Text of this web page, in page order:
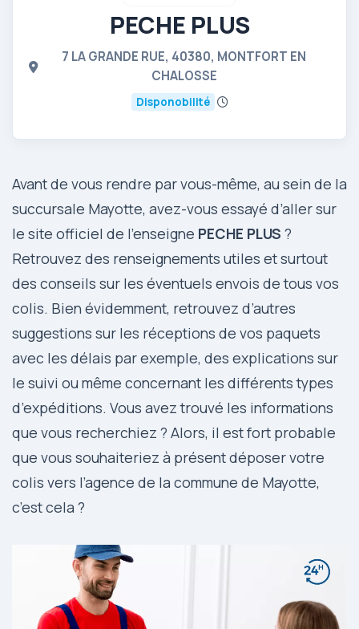
PECHE PLUS
7 LA GRANDE RUE, 40380, MONTFORT EN
CHALOSSE
Disponobilité
Avant de vous rendre par vous-même, au sein de la
succursale Mayotte, avez-vous essayé d’aller sur
le site officiel de l’enseigne PECHE PLUS ?
Retrouvez des renseignements utiles et surtout
des conseils sur les éventuels envois de tous vos
colis. Bien évidemment, retrouvez d’autres
suggestions sur les réceptions de vos paquets
avec les délais par exemple, des explications sur
le suivi ou même concernant les différents types
d’expéditions. Vous avez trouvé les informations
que vous recherchiez ? Alors, il est fort probable
que vous souhaiteriez à présent déposer votre
colis vers l’agence de la commune de Mayotte,
c’est cela ?